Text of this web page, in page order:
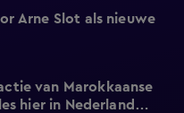
Arne Slot als nieuwe
van Marokkaanse
hier in Nederland